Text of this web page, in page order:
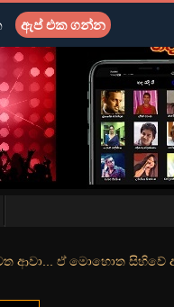
සිහිවේ අද වගේ...
ඇප් එක ගන්න